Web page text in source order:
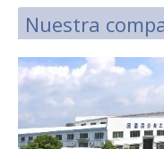
Nuestra